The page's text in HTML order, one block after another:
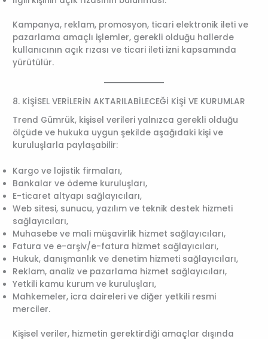
Kampanya, reklam, promosyon, ticari elektronik ileti ve
pazarlama amaçlı işlemler, gerekli olduğu hallerde
kullanıcının açık rızası ve ticari ileti izni kapsamında
yürütülür.
8. KİŞİSEL VERİLERİN AKTARILABİLECEĞİ KİŞİ VE KURUMLAR
Trend Gümrük, kişisel verileri yalnızca gerekli olduğu
ölçüde ve hukuka uygun şekilde aşağıdaki kişi ve
kuruluşlarla paylaşabilir:
Kargo ve lojistik firmaları,
Bankalar ve ödeme kuruluşları,
E-ticaret altyapı sağlayıcıları,
Web sitesi, sunucu, yazılım ve teknik destek hizmeti
sağlayıcıları,
Muhasebe ve mali müşavirlik hizmet sağlayıcıları,
Fatura ve e-arşiv/e-fatura hizmet sağlayıcıları,
Hukuk, danışmanlık ve denetim hizmeti sağlayıcıları,
Reklam, analiz ve pazarlama hizmet sağlayıcıları,
Yetkili kamu kurum ve kuruluşları,
Mahkemeler, icra daireleri ve diğer yetkili resmi
merciler.
Kişisel veriler, hizmetin gerektirdiği amaçlar dışında